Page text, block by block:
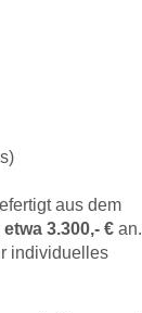
aus dem
3.300,- € an.
individuelles